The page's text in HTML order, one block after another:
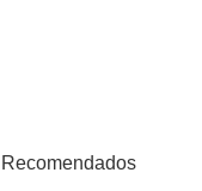
Recomendados